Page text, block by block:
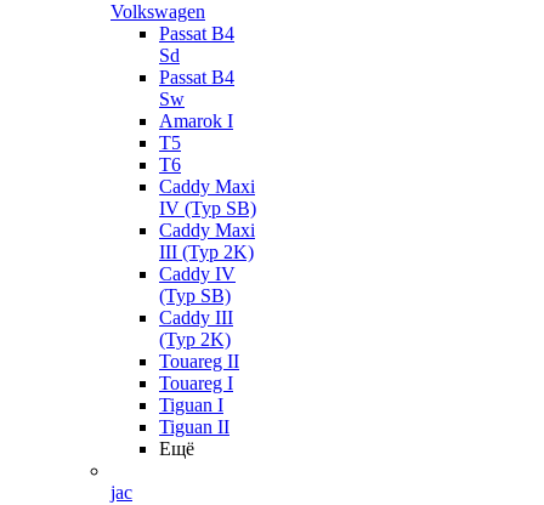
Volkswagen
Passat B4
Sd
Passat B4
Sw
Amarok I
T5
T6
Caddy Maxi
IV (Typ SB)
Caddy Maxi
III (Typ 2K)
Caddy IV
(Typ SB)
Caddy III
(Typ 2K)
Touareg II
Touareg I
Tiguan I
Tiguan II
Ещё
jac